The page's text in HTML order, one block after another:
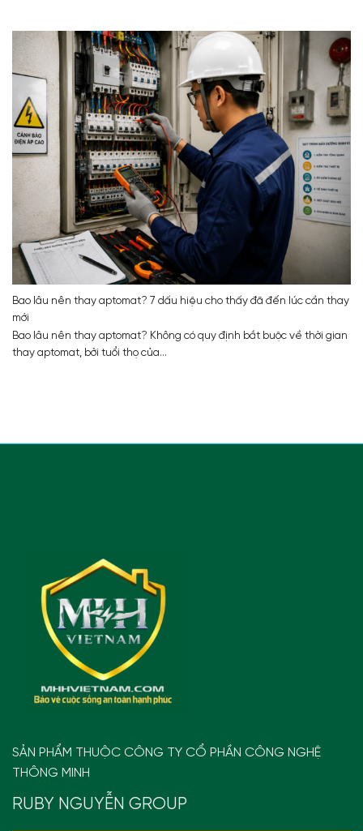
Bao lâu nên thay aptomat? 7 dấu hiệu cho thấy đã đến lúc cần thay
mới
Bao lâu nên thay aptomat? Không có quy định bắt buộc về thời gian
thay aptomat, bởi tuổi thọ của...
SẢN PHẨM THUỘC CÔNG TY CỔ PHẦN CÔNG NGHỆ
THÔNG MINH
RUBY NGUYỄN GROUP